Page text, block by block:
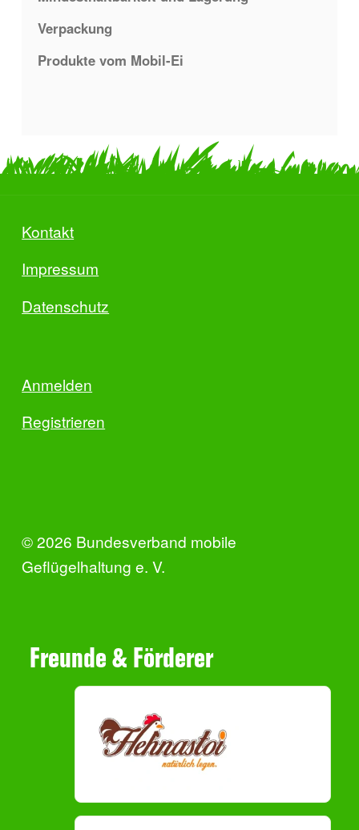
Verpackung
Produkte vom Mobil-Ei
Kontakt
Impressum
Datenschutz
Anmelden
Registrieren
© 2026 Bundesverband mobile
Geflügelhaltung e. V.
Freunde & Förderer